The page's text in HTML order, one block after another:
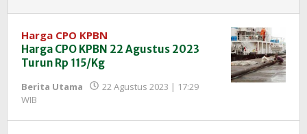
Harga CPO KPBN
Harga CPO KPBN 22 Agustus 2023
Turun Rp 115/Kg
Berita Utama
22 Agustus 2023 | 17:29
WIB
InfoSAWIT